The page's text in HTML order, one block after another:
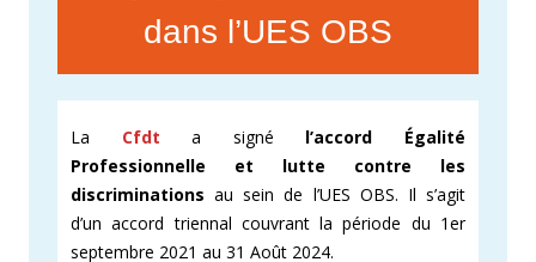
dans l’UES OBS
La Cfdta signé l’accord Égalité
Professionnelle et lutte contre les
discriminations au sein de l’UES OBS. Il s’agit
d’un accord triennal couvrant la période du 1er
septembre 2021 au 31 Août 2024.